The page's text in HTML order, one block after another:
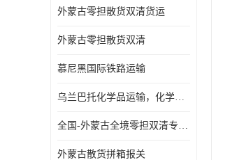
外蒙古零担散货双清货运
外蒙古零担散货双清
慕尼黑国际铁路运输
乌兰巴托化学品运输，化学品怎么运到乌兰巴托
全国-外蒙古全境零担双清专线/外蒙古DDP双清
外蒙古散货拼箱报关